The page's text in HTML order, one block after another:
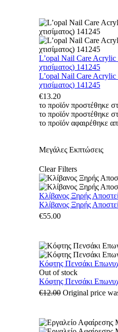
L’opal Nail Care Acrylic
χτισίματος) 141245
L’opal Nail Care Acrylic
χτισίματος) 141245
€13.20
το προϊόν προστέθηκε
το προϊόν προστέθηκε
το προϊόν αφαιρέθηκε
Μεγάλες Εκπτώσεις
Clear Filters
Κλίβανος Ξηρής
Κλίβανος Ξηρής
€55.00
Κόφτης Πενσάκι
Out of stock
Κόφτης Πενσάκι
€12.00 Original price